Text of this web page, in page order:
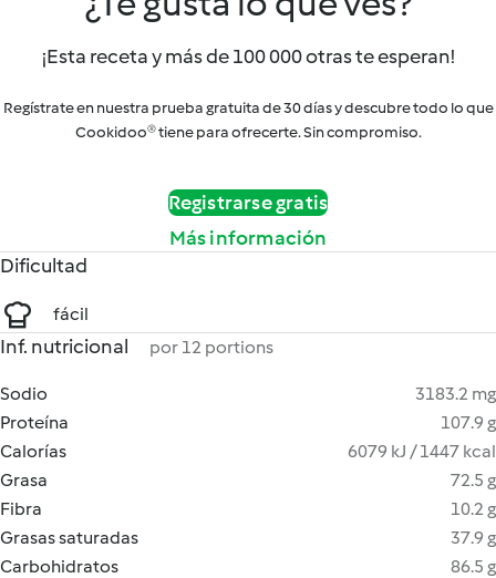
¡Esta receta y más de 100 000 otras te esperan!
Regístrate en nuestra prueba gratuita de 30 días y descubre todo lo que
Cookidoo® tiene para ofrecerte. Sin compromiso.
Registrarse gratis
Más información
Dificultad
fácil
Inf. nutricional por 12 portions
Sodio
3183.2 mg
Proteína
107.9 g
Calorías
6079 kJ / 1447 kcal
Grasa
72.5 g
Fibra
10.2 g
Grasas saturadas
37.9 g
Carbohidratos
86.5 g